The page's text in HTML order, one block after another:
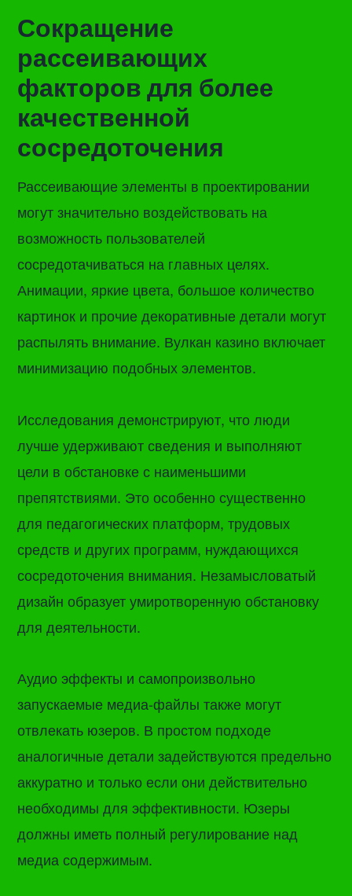
Сокращение
рассеивающих
факторов для более
качественной
сосредоточения
Рассеивающие элементы в проектировании
могут значительно воздействовать на
возможность пользователей
сосредотачиваться на главных целях.
Анимации, яркие цвета, большое количество
картинок и прочие декоративные детали могут
распылять внимание. Вулкан казино включает
минимизацию подобных элементов.
Исследования демонстрируют, что люди
лучше удерживают сведения и выполняют
цели в обстановке с наименьшими
препятствиями. Это особенно существенно
для педагогических платформ, трудовых
средств и других программ, нуждающихся
сосредоточения внимания. Незамысловатый
дизайн образует умиротворенную обстановку
для деятельности.
Аудио эффекты и самопроизвольно
запускаемые медиа-файлы также могут
отвлекать юзеров. В простом подходе
аналогичные детали задействуются предельно
аккуратно и только если они действительно
необходимы для эффективности. Юзеры
должны иметь полный регулирование над
медиа содержимым.